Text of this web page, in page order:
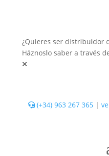
¿Quieres ser distribuidor
Háznoslo saber a través
(+34) 963 267 365|